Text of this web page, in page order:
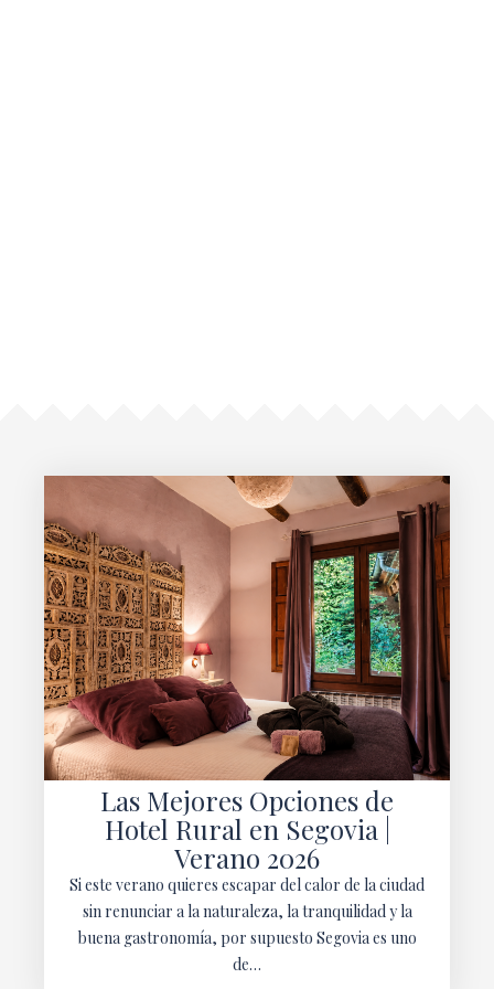
Las Mejores Opciones de
Hotel Rural en Segovia |
Verano 2026
Si este verano quieres escapar del calor de la ciudad
sin renunciar a la naturaleza, la tranquilidad y la
buena gastronomía, por supuesto Segovia es uno
de…